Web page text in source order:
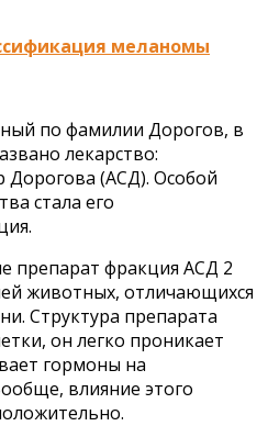
меланомы
по фамилии Дорогов, в
лекарство:
Дорогова (АСД). Особой
стала его
препарат фракция АСД 2
животных, отличающихся
Структура препарата
он легко проникает
гормоны на
влияние этого